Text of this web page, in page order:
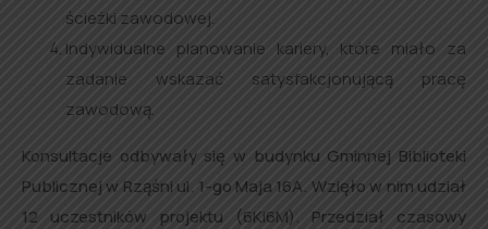
ścieżki zawodowej.
Indywidualne planowanie kariery, które miało za
zadanie wskazać satysfakcjonującą pracę
zawodową.
Konsultacje odbywały się w budynku Gminnej Biblioteki
Publicznej w Rząśni ul. 1-go Maja 16A. Wzięło w nim udział
12 uczestników projektu (6Ki6M). Przedział czasowy